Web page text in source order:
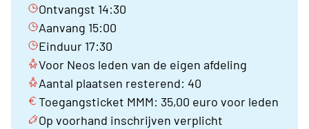
Ontvangst 14:30
Aanvang 15:00
Einduur 17:30
Voor Neos leden van de eigen afdeling
Aantal plaatsen resterend: 40
Toegangsticket MMM: 35,00 euro voor leden
Op voorhand inschrijven verplicht